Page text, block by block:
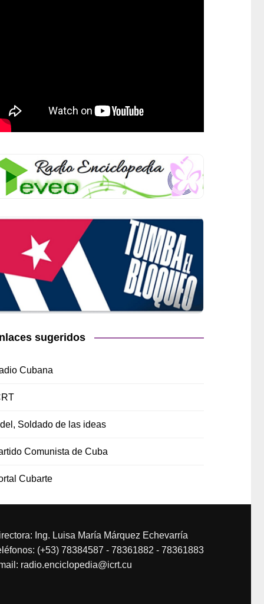
sugeridos
Cubana
Soldado de las ideas
Comunista de Cuba
Cubarte
Ing. Luisa María Márquez Echevarría
(+53) 78384587 - 78361882 - 78361883
radio.enciclopedia@icrt.cu